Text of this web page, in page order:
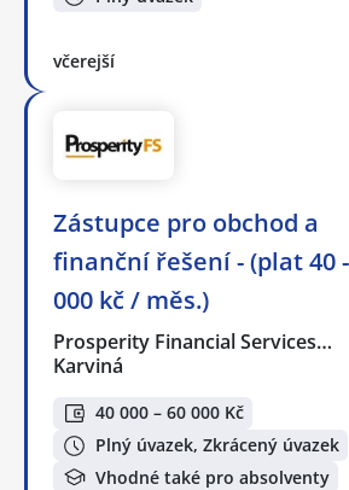
včerejší
Zástupce pro obchod a
finanční řešení - (plat 40
000 kč / měs.)
Prosperity Financial Services…
Karviná
40 000 – 60 000 Kč
Plný úvazek, Zkrácený úvazek
Vhodné také pro absolventy